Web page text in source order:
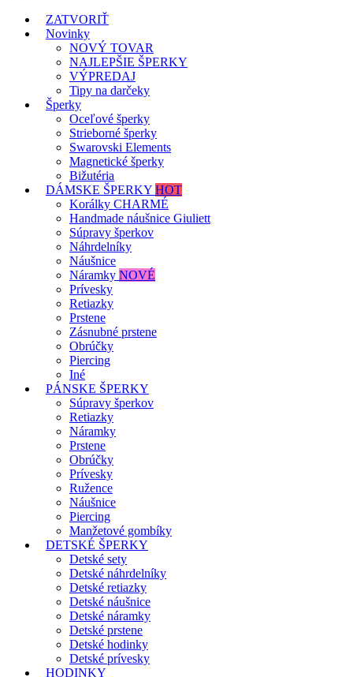
ZATVORIŤ
Novinky
NOVÝ TOVAR
NAJLEPŠIE ŠPERKY
VÝPREDAJ
Tipy na darčeky
Šperky
Oceľové šperky
Strieborné šperky
Swarovski Elements
Magnetické šperky
Bižutéria
DÁMSKE ŠPERKY HOT
Korálky CHARMÉ
Handmade náušnice Giuliett
Súpravy šperkov
Náhrdelníky
Náušnice
Náramky NOVÉ
Prívesky
Retiazky
Prstene
Zásnubné prstene
Obrúčky
Piercing
Iné
PÁNSKE ŠPERKY
Súpravy šperkov
Retiazky
Náramky
Prstene
Obrúčky
Prívesky
Ružence
Náušnice
Piercing
Manžetové gombíky
DETSKÉ ŠPERKY
Detské sety
Detské náhrdelníky
Detské retiazky
Detské náušnice
Detské náramky
Detské prstene
Detské hodinky
Detské prívesky
HODINKY